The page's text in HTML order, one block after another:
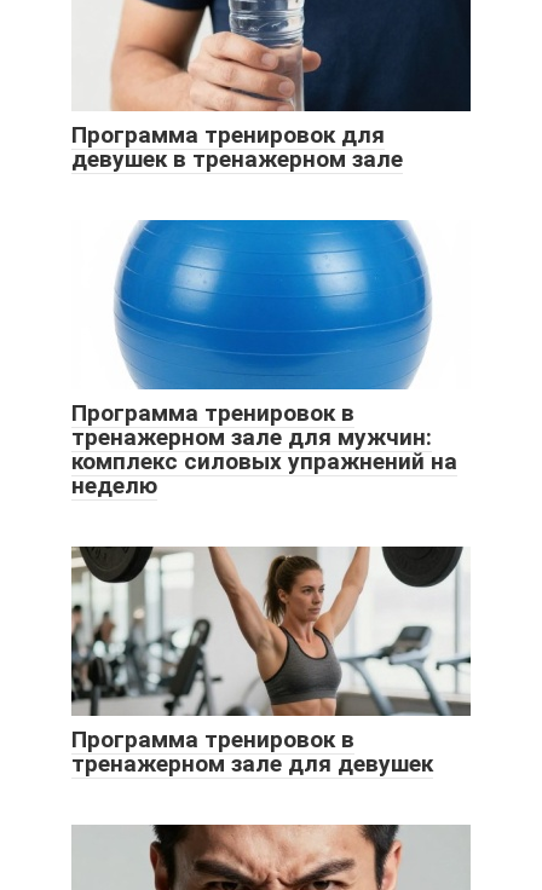
Программа тренировок для
девушек в тренажерном зале
Программа тренировок в
тренажерном зале для мужчин:
комплекс силовых упражнений на
неделю
Программа тренировок в
тренажерном зале для девушек